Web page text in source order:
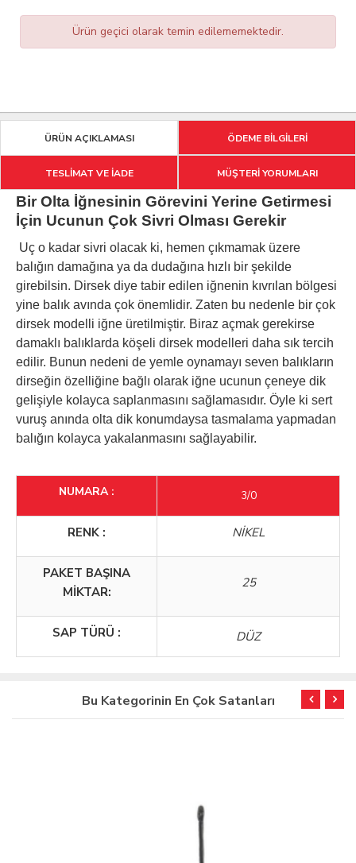
Ürün geçici olarak temin edilememektedir.
ÜRÜN AÇIKLAMASI ÖDEME BİLGİLERİ
TESLİMAT VE İADE MÜŞTERİ YORUMLARI
Bir Olta İğnesinin Görevini Yerine Getirmesi
İçin Ucunun Çok Sivri Olması Gerekir
Uç o kadar sivri olacak ki, hemen çıkmamak üzere
balığın damağına ya da dudağına hızlı bir şekilde
girebilsin. Dirsek diye tabir edilen iğnenin kıvrılan bölgesi
yine balık avında çok önemlidir. Zaten bu nedenle bir çok
dirsek modelli iğne üretilmiştir. Biraz açmak gerekirse
damaklı balıklarda köşeli dirsek modelleri daha sık tercih
edilir. Bunun nedeni de yemle oynamayı seven balıkların
dirseğin özelliğine bağlı olarak iğne ucunun çeneye dik
gelişiyle kolayca saplanmasını sağlamasıdır. Öyle ki sert
vuruş anında olta dik konumdaysa tasmalama yapmadan
balığın kolayca yakalanmasını sağlayabilir.
NUMARA : 3/0
RENK : NİKEL
PAKET BAŞINA
MİKTAR:
25
SAP TÜRÜ : DÜZ
Bu Kategorinin En Çok Satanları